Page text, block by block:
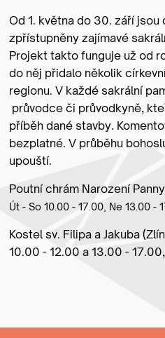
Od 1. května do 30. září
zpřístupněny zajímavé
Projekt takto funguje už od
do něj přidalo několik
regionu. V každé sakrální
průvodce či průvodkyně,
příběh dané stavby.
bezplatné. V průběhu
upouští.
Poutní chrám Narození
Út - So 10.00 - 17.00, Ne 13.00 -
Kostel sv. Filipa a Jakuba
10.00 - 12.00 a 13.00 -